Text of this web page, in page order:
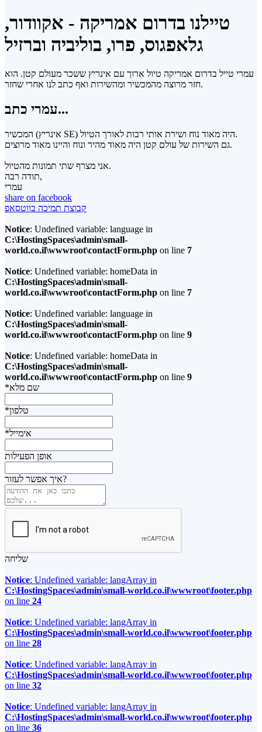
טיילנו בדרום אמריקה - אקוודור,
גלאפגוס, פרו, בוליביה וברזיל
עמרי טייל בדרום אמריקה טיול ארוך עם אינריץ ששכר מעולם קטן. הוא
חזר מרוצה מהמכשיר ומהשירות ואף כתב לנו אחרי שחזר.
עמרי כתב...
המכשיר (אינריץ SE) היה מאוד נוח ושירת אותי רבות לאורך הטיול.
גם השירות של עולם קטן היה מאוד מהיר ונוח והיינו מאוד מרוצים.
אני מצרף שתי תמונות מהטיול.
תודה רבה,
עמרי
share on facebook
קבוצת תמיכה בווטסאפ
Notice: Undefined variable: language in
C:\HostingSpaces\admin\small-
world.co.il\wwwroot\contactForm.php on line 7
Notice: Undefined variable: homeData in
C:\HostingSpaces\admin\small-
world.co.il\wwwroot\contactForm.php on line 7
Notice: Undefined variable: language in
C:\HostingSpaces\admin\small-
world.co.il\wwwroot\contactForm.php on line 9
Notice: Undefined variable: homeData in
C:\HostingSpaces\admin\small-
world.co.il\wwwroot\contactForm.php on line 9
*שם מלא
*טלפון
*אימייל
אופן הפעילות
איך אפשר לעזור?
שליחה
Notice: Undefined variable: langArray in
C:\HostingSpaces\admin\small-world.co.il\wwwroot\footer.php
on line 24
Notice: Undefined variable: langArray in
C:\HostingSpaces\admin\small-world.co.il\wwwroot\footer.php
on line 28
Notice: Undefined variable: langArray in
C:\HostingSpaces\admin\small-world.co.il\wwwroot\footer.php
on line 32
Notice: Undefined variable: langArray in
C:\HostingSpaces\admin\small-world.co.il\wwwroot\footer.php
on line 36